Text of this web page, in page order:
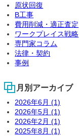
原状回復
B工事
費用削減・適正査定
ワークプレイス戦略
専門家コラム
法律・契約
事例
月別アーカイブ
2026年6月 (1)
2026年5月 (1)
2026年2月 (1)
2025年8月 (1)